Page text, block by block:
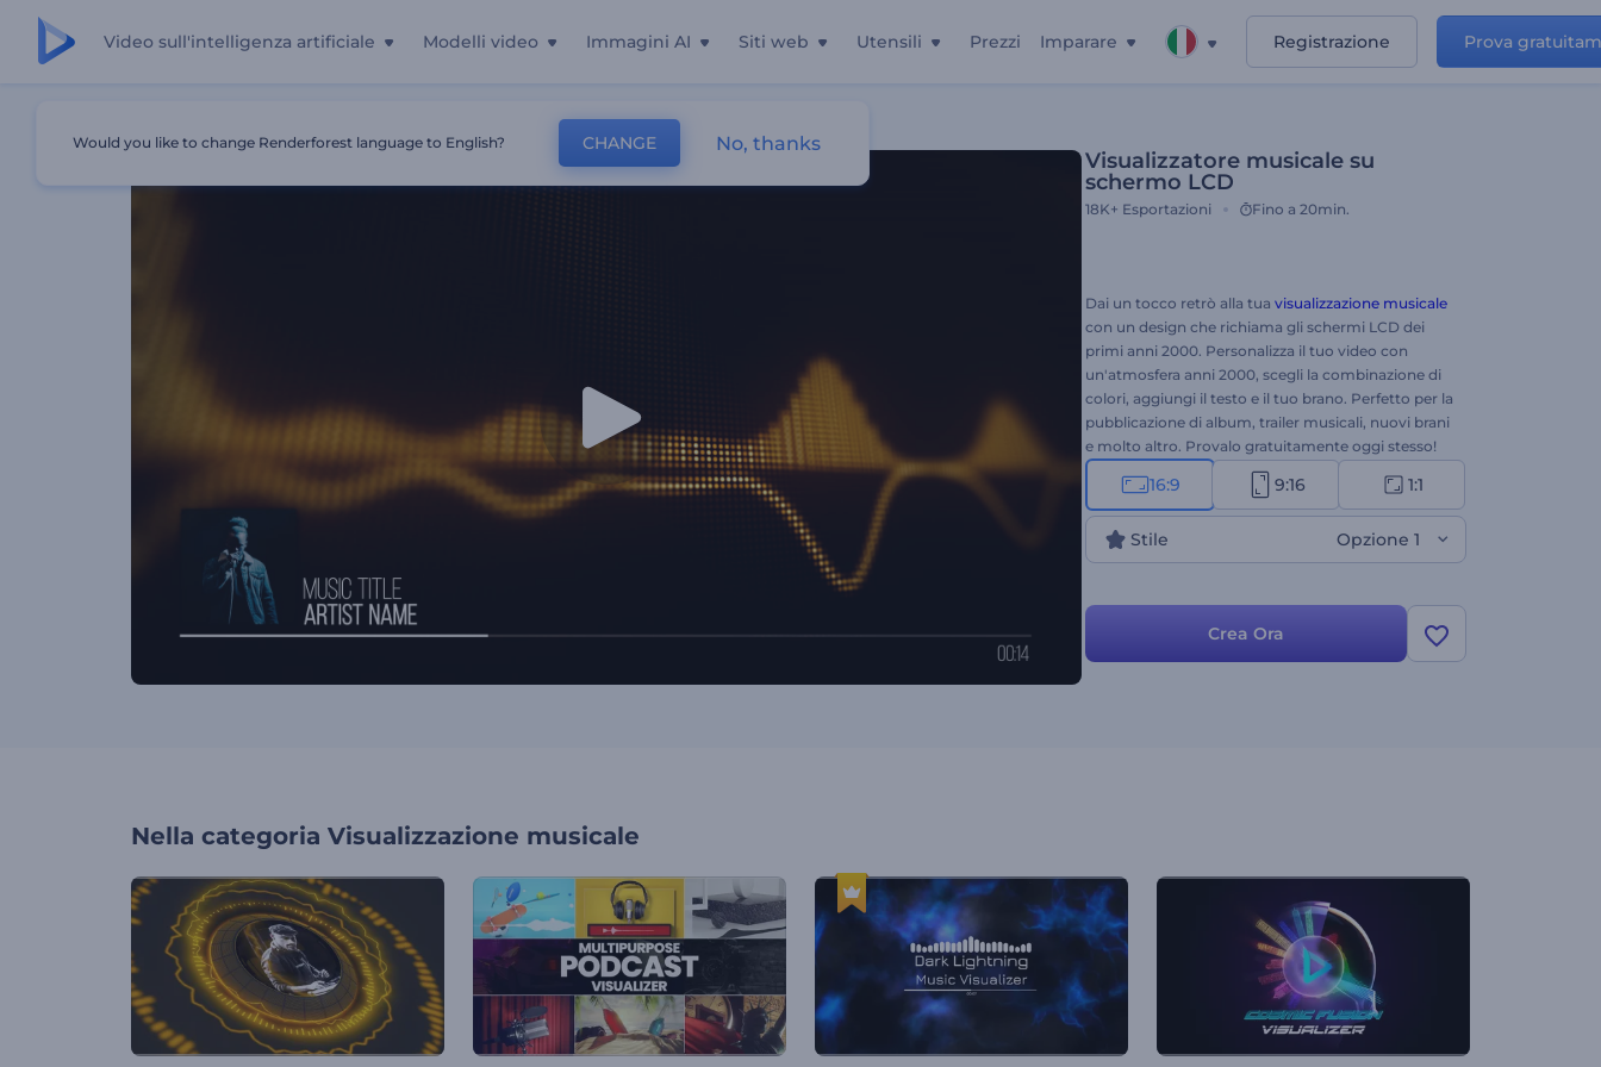
Video sull'intelligenza artificiale Modelli video Immagini AI Siti web Utensili Prezzi Imparare Registrazione Prova
Visualizzatore musicale su
schermo LCD
18K+ Esportazioni Fino a 20min.
Dai un tocco retrò alla tua visualizzazione musicale
con un design che richiama gli schermi LCD dei
primi anni 2000. Personalizza il tuo video con
un'atmosfera anni 2000, scegli la combinazione di
colori, aggiungi il testo e il tuo brano. Perfetto per la
pubblicazione di album, trailer musicali, nuovi brani
e molto altro. Provalo gratuitamente oggi stesso!
16:9 9:16 1:1
Stile Opzione 1
Crea Ora
Nella categoria Visualizzazione musicale
Would you like to change Renderforest language to English? CHANGE No, thanks